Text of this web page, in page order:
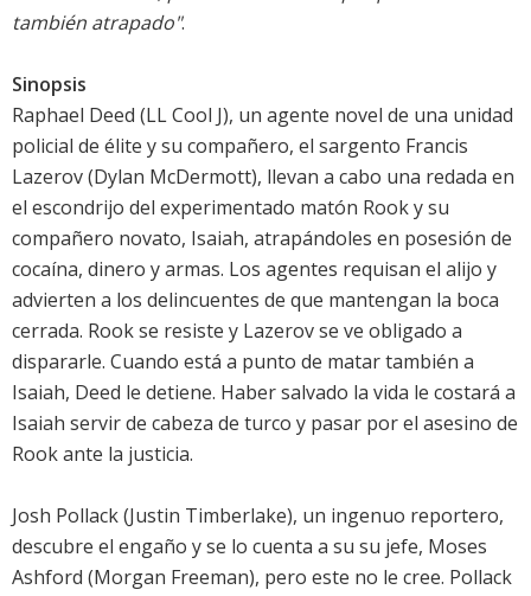
también atrapado".
Sinopsis
Raphael Deed (LL Cool J), un agente novel de una unidad
policial de élite y su compañero, el sargento Francis
Lazerov (Dylan McDermott), llevan a cabo una redada en
el escondrijo del experimentado matón Rook y su
compañero novato, Isaiah, atrapándoles en posesión de
cocaína, dinero y armas. Los agentes requisan el alijo y
advierten a los delincuentes de que mantengan la boca
cerrada. Rook se resiste y Lazerov se ve obligado a
dispararle. Cuando está a punto de matar también a
Isaiah, Deed le detiene. Haber salvado la vida le costará a
Isaiah servir de cabeza de turco y pasar por el asesino de
Rook ante la justicia.
Josh Pollack (Justin Timberlake), un ingenuo reportero,
descubre el engaño y se lo cuenta a su su jefe, Moses
Ashford (Morgan Freeman), pero este no le cree. Pollack